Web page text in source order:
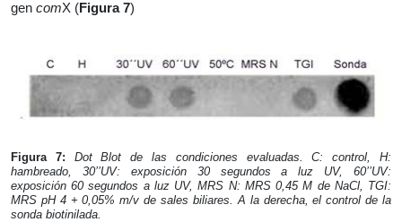
gen comX (Figura 7)
Figura 7:
Dot Blot de las condiciones evaluadas. C: control, H:
hambreado, 30’’UV: exposición 30 segundos a luz UV, 60’’UV:
exposición 60 segundos a luz UV, MRS N: MRS 0,45 M de NaCl, TGI:
MRS pH 4 + 0,05% m/v de sales biliares. A la derecha, el control de la
sonda biotinilada.